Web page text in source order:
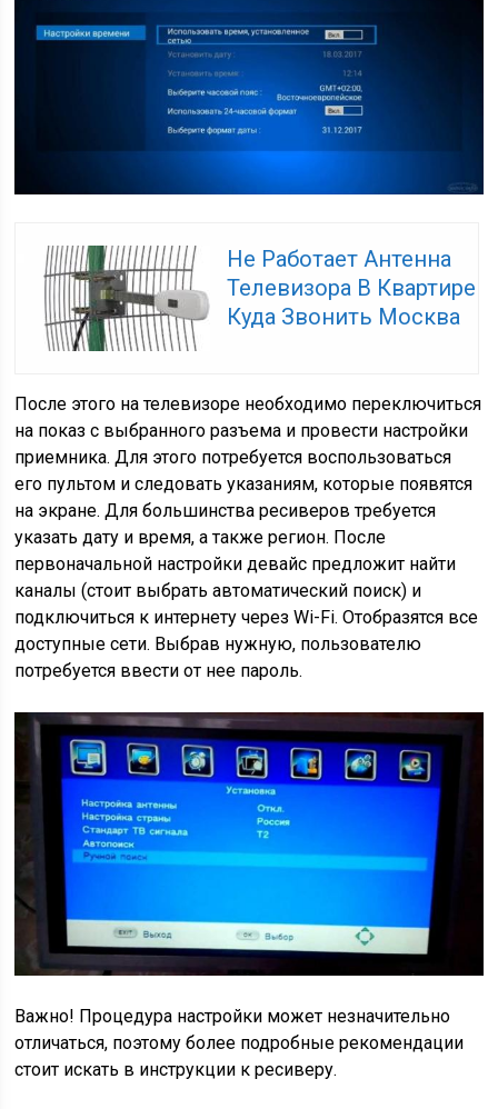
Не Работает Антенна
Телевизора В Квартире
Куда Звонить Москва
После этого на телевизоре необходимо переключиться
на показ с выбранного разъема и провести настройки
приемника. Для этого потребуется воспользоваться
его пультом и следовать указаниям, которые появятся
на экране. Для большинства ресиверов требуется
указать дату и время, а также регион. После
первоначальной настройки девайс предложит найти
каналы (стоит выбрать автоматический поиск) и
подключиться к интернету через Wi-Fi. Отобразятся все
доступные сети. Выбрав нужную, пользователю
потребуется ввести от нее пароль.
Важно! Процедура настройки может незначительно
отличаться, поэтому более подробные рекомендации
стоит искать в инструкции к ресиверу.